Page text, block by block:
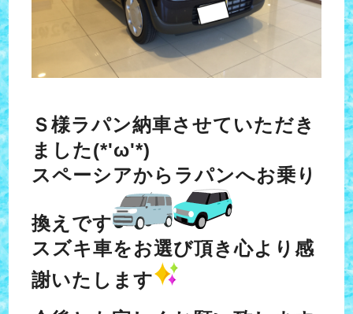
Ｓ様ラパン納車させていただき
ました(*'ω'*)
スペーシアからラパンへお乗り
換えです
スズキ車をお選び頂き心より感
謝いたします